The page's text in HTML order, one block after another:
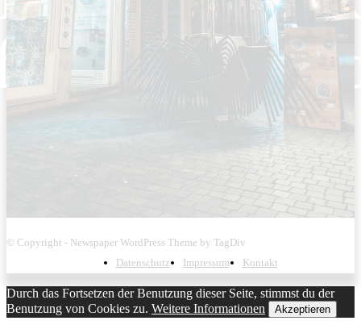
© Copyright - Newspaper WordPress Theme by TagDiv
Datenschutz
Impressum Kontakt
Durch das Fortsetzen der Benutzung dieser Seite, stimmst du der
Benutzung von Cookies zu. Weitere Informationen Akzeptieren